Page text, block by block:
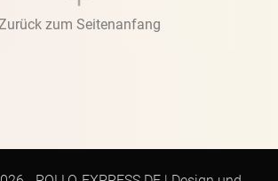
zum Seitenanfang